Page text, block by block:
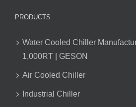
PRODUCTS
Water Cooled Chiller
1,000RT | GESON
Air Cooled Chiller
Industrial Chiller